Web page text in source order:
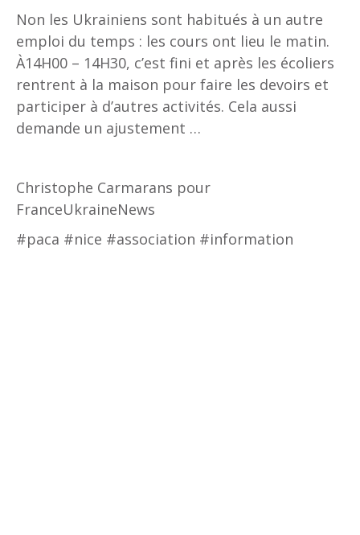
Non les Ukrainiens sont habitués à un autre
emploi du temps : les cours ont lieu le matin.
À14H00 – 14H30, c’est fini et après les écoliers
rentrent à la maison pour faire les devoirs et
participer à d’autres activités. Cela aussi
demande un ajustement …
Christophe Carmarans pour
FranceUkraineNews
#paca #nice #association #information